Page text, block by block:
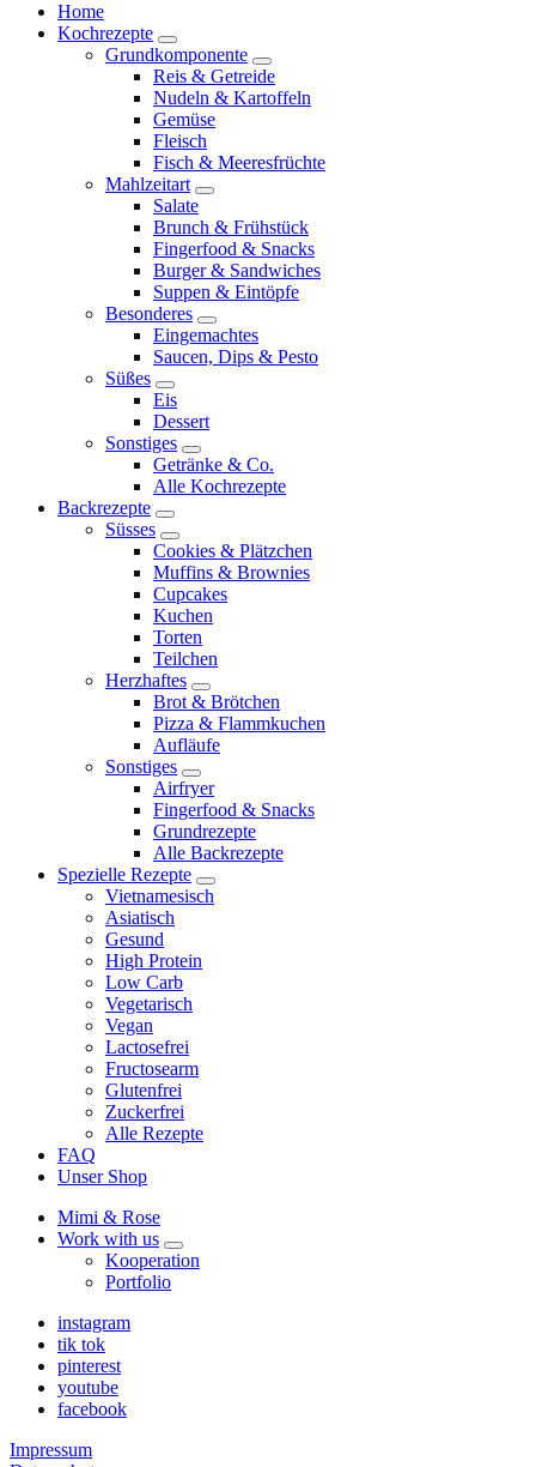
Home
Kochrezepte
expand
child
menu
Grundkomponente
expand
child
menu
Reis & Getreide
Nudeln & Kartoffeln
Gemüse
Fleisch
Fisch & Meeresfrüchte
Mahlzeitart
expand
child
menu
Salate
Brunch & Frühstück
Fingerfood & Snacks
Burger & Sandwiches
Suppen & Eintöpfe
Besonderes
expand
child
menu
Eingemachtes
Saucen, Dips & Pesto
Süßes
expand
child
menu
Eis
Dessert
Sonstiges
expand
child
menu
Getränke & Co.
Alle Kochrezepte
Backrezepte
expand
child
menu
Süsses
expand
child
menu
Cookies & Plätzchen
Muffins & Brownies
Cupcakes
Kuchen
Torten
Teilchen
Herzhaftes
expand
child
menu
Brot & Brötchen
Pizza & Flammkuchen
Aufläufe
Sonstiges
expand
child
menu
Airfryer
Fingerfood & Snacks
Grundrezepte
Alle Backrezepte
Spezielle Rezepte
expand
child
Vietnamesisch
Asiatisch
Gesund
High Protein
Low Carb
Vegetarisch
Vegan
Lactosefrei
Fructosearm
Glutenfrei
Zuckerfrei
Alle Rezepte
FAQ
Unser Shop
Mimi & Rose
Work with us
expand
child
Kooperation
Portfolio
instagram
tik tok
pinterest
youtube
facebook
Impressum